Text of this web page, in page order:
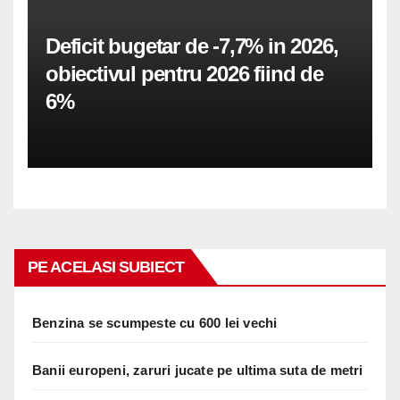
Deficit bugetar de -7,7% in 2026,
obiectivul pentru 2026 fiind de
6%
PE ACELASI SUBIECT
Benzina se scumpeste cu 600 lei vechi
Banii europeni, zaruri jucate pe ultima suta de metri